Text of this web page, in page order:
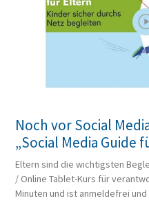
Noch vor Social
„Social Media Guide
Eltern sind die wichtigsten
/ Online Tablet-Kurs für
Minuten und ist anmeldefrei